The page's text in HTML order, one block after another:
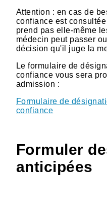
Attention : en cas de
confiance est
prend pas elle-même
médecin peut passer
décision qu'il juge la
Le formulaire de
confiance vous sera
admission :
Formulaire de
confiance
Formuler
anticipées